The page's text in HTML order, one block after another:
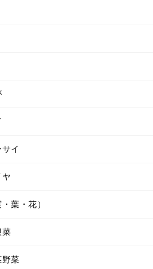
イ
ヤ
葉・花）
菜
野菜